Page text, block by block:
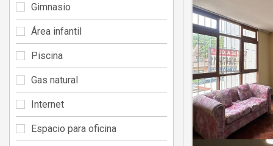
Gimnasio
Área infantil
Piscina
Gas natural
Internet
Espacio para oficina